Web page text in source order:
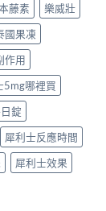
藤素
樂威壯
國果凍
作用
5mg哪裡買
錠
犀利士反應時間
犀利士效果